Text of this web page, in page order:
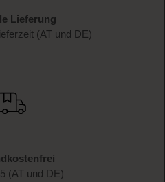
Lieferung
(AT und DE)
(AT und DE)